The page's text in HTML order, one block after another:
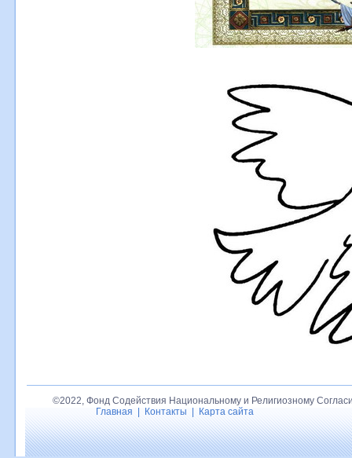
©2022, Фонд Содействия Национальному и Религиозному
Главная
Контакты Карта сайта